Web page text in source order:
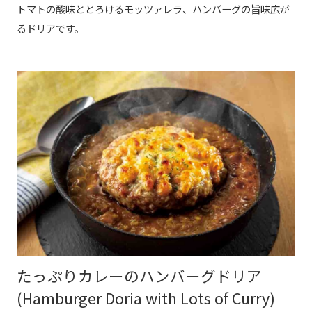
トマトの酸味ととろけるモッツァレラ、ハンバーグの旨味広が
るドリアです。
たっぷりカレーのハンバーグドリア
(Hamburger Doria with Lots of Curry)